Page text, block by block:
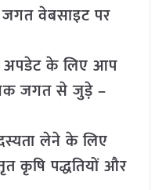
वेबसाइट पर
अपडेट के लिए आप
जगत से जुड़े –
लेने के लिए
कृषि पद्धतियों और